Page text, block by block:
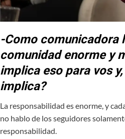
-Como comunicadora
comunidad enorme y
implica eso para vos
implica?
La responsabilidad es enorme, y
no hablo de los seguidores
responsabilidad.